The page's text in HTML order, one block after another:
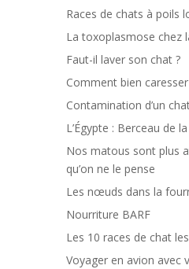
Races de chats à poils
La toxoplasmose chez
Faut-il laver son chat ?
Comment bien
Contamination d’un
L’Égypte : Berceau de
Nos matous sont plus
qu’on ne le pense
Les nœuds dans la
Nourriture BARF
Les 10 races de chat
Voyager en avion avec